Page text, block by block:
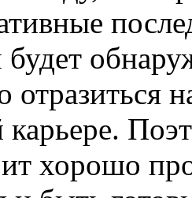
отразиться
хорошо